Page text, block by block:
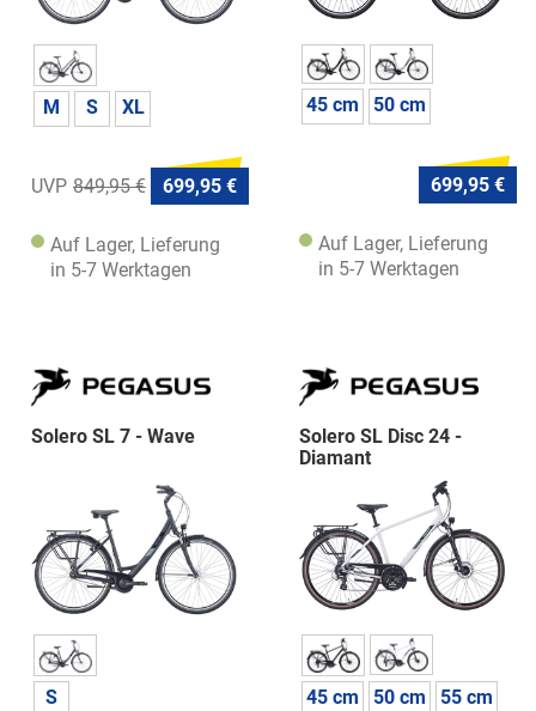
M S XL
849,95 € 699,95 €
Auf Lager, Lieferung
in 5-7 Werktagen
45 cm 50 cm
699,95 €
Auf Lager, Lieferung
in 5-7 Werktagen
Solero SL 7 - Wave
S
Solero SL Disc 24 -
Diamant
45 cm 50 cm
55 cm